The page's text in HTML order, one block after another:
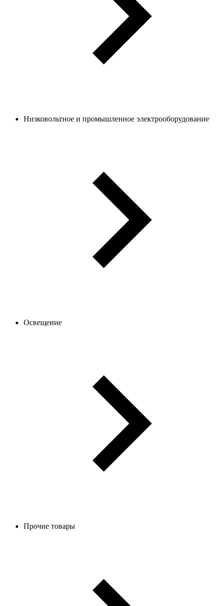
Низковольтное и промышленное электрооборудование
Освещение
Прочие товары